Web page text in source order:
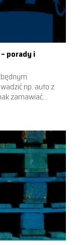
porady i
np. auto z
zamawiać...